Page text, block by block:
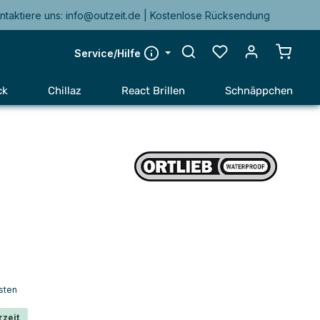
uns: info@outzeit.de | Kostenlose Rücksendung
Service/Hilfe
Chillaz React Brillen Schnäppchen